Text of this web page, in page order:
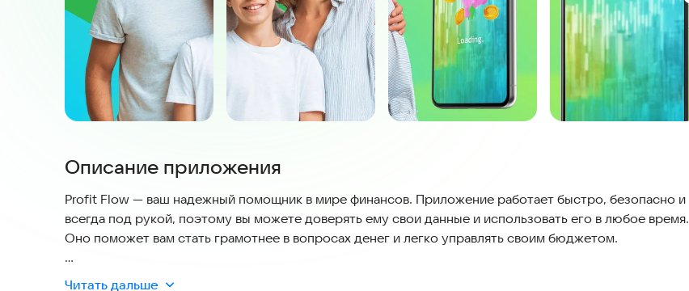
Описание приложения
Profit Flow — ваш надежный помощник в мире финансов. Приложение работает быстро, безопасно и
всегда под рукой, поэтому вы можете доверять ему свои данные и использовать его в любое время.
Оно поможет вам стать грамотнее в вопросах денег и легко управлять своим бюджетом.
📈 Смотрите на самые популярные акции с текущими ценами
Читать дальше